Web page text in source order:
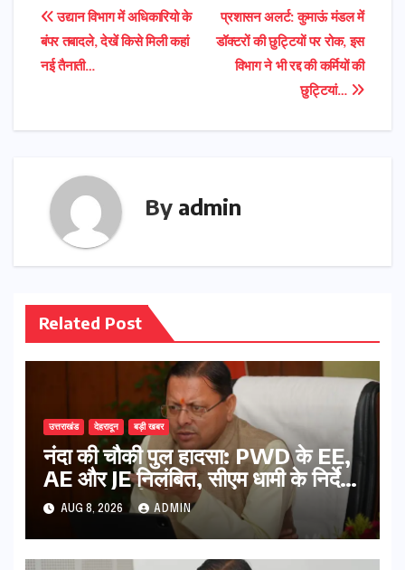
Post
navigation
प्रशासन अलर्ट: कुमाऊं मंडल में
डॉक्टरों की छुट्टियों पर रोक, इस
विभाग ने भी रद्द की कर्मियों की
छुट्टियां…
उद्यान विभाग में अधिकारियो के
बंपर तबादले, देखें किसे मिली कहां
नई तैनाती…
By admin
Related Post
उत्तराखंड देहरादून बड़ी खबर
नंदा की चौकी पुल हादसा: PWD के EE,
AE और JE निलंबित, सीएम धामी के निर्देश
पर सख्त कार्रवाई
AUG 8, 2026 ADMIN